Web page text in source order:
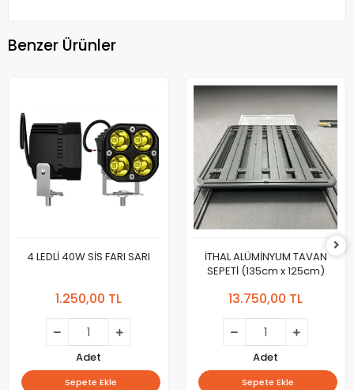
Benzer Ürünler
4 LEDLİ 40W SİS FARI SARI
1.250,00 TL
Adet
Sepete Ekle
İTHAL ALÜMİNYUM TAVAN
SEPETİ (135cm x 125cm)
13.750,00 TL
Adet
Sepete Ekle